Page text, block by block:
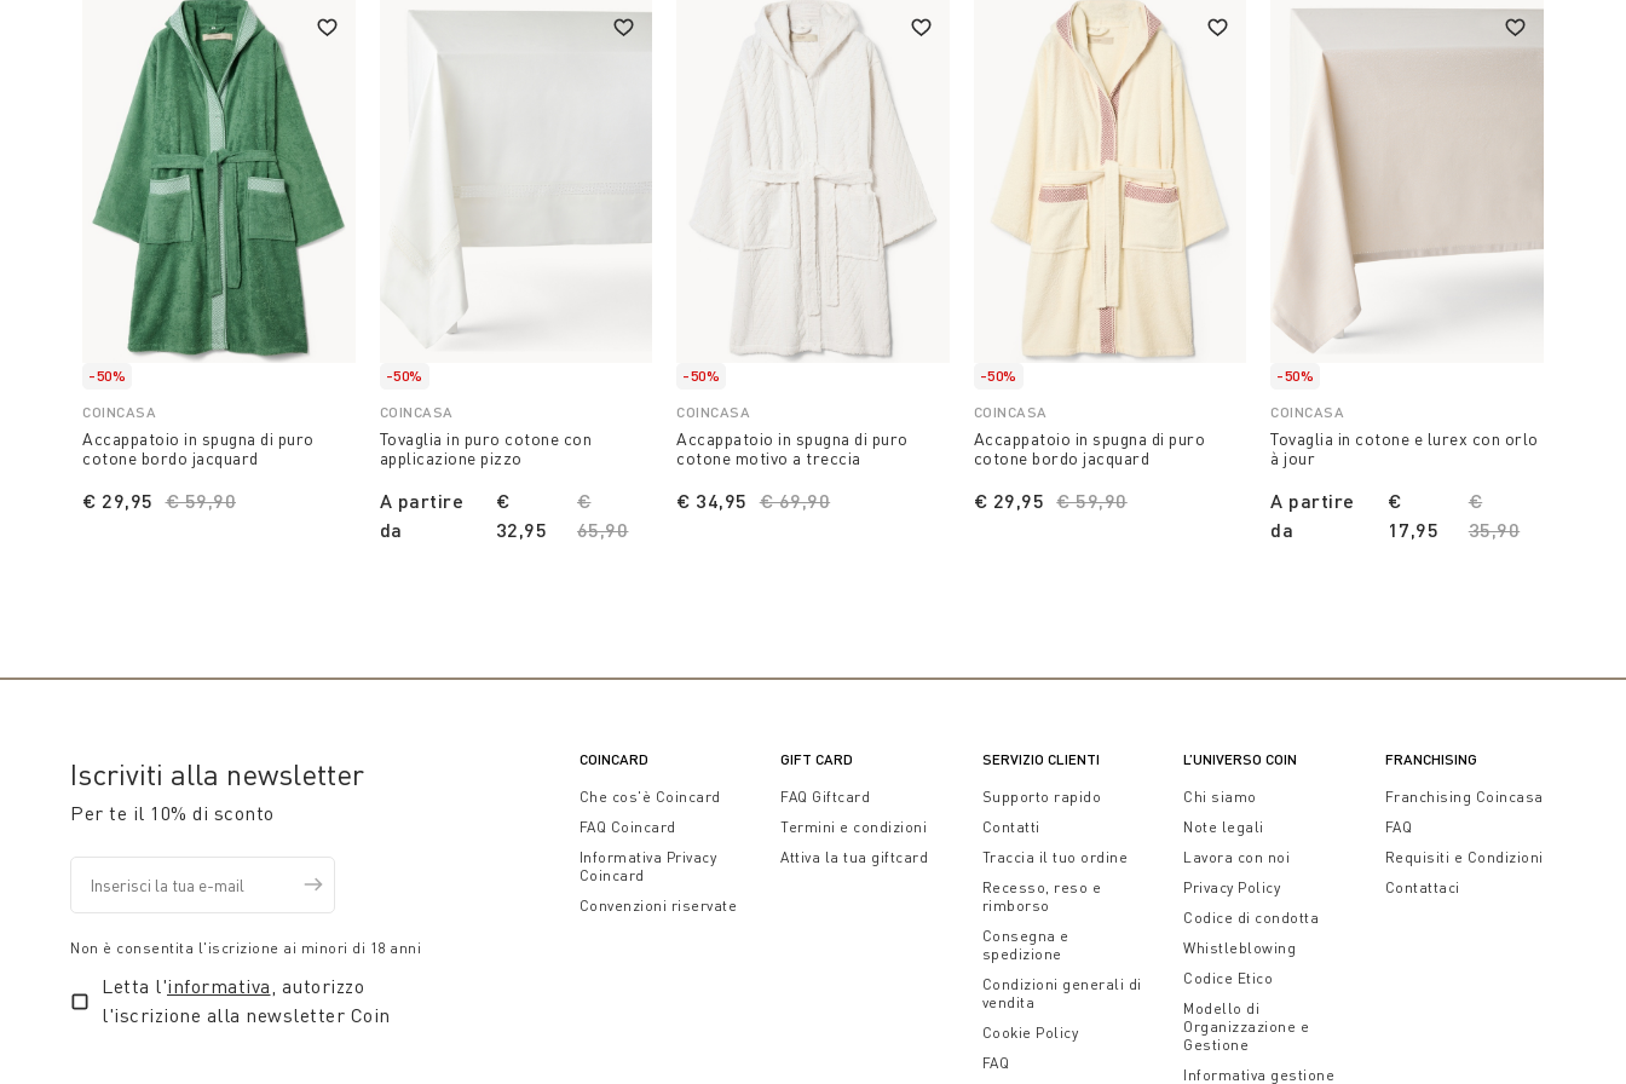
-50%
COINCASA
Accappatoio in spugna di puro
cotone bordo jacquard
Price reduced from
€ 59,90
€ 29,95
-50%
COINCASA
Tovaglia in puro cotone con
applicazione pizzo
A partire
da
Price reduced from
€
65,90to
€
32,95
-50%
COINCASA
Accappatoio in spugna di puro
cotone motivo a treccia
Price reduced from
€ 69,90
€ 34,95
-50%
COINCASA
Accappatoio in spugna di puro
cotone bordo jacquard
Price reduced from
€ 59,90to
€ 29,95
-50%
COINCASA
Tovaglia in cotone e lurex con orlo
à jour
A partire
da
Price reduced
€
35,90to
€
17,95
Iscriviti alla newsletter
Per te il 10% di sconto
Non è consentita l'iscrizione ai minori di 18 anni
Letta l'informativa, autorizzo
l'iscrizione alla newsletter Coin
COINCARD
Che cos'è Coincard
FAQ Coincard
Informativa Privacy
Coincard
Convenzioni riservate
GIFT CARD
FAQ Giftcard
Termini e condizioni
Attiva la tua giftcard
SERVIZIO CLIENTI
Supporto rapido
Contatti
Traccia il tuo ordine
Recesso, reso e
rimborso
Consegna e
spedizione
Condizioni generali di
vendita
Cookie Policy
FAQ
L’UNIVERSO COIN
Chi siamo
Note legali
Lavora con noi
Privacy Policy
Codice di condotta
Whistleblowing
Codice Etico
Modello di
Organizzazione e
Gestione
Informativa gestione
FRANCHISING
Franchising Coincasa
FAQ
Requisiti e Condizioni
Contattaci